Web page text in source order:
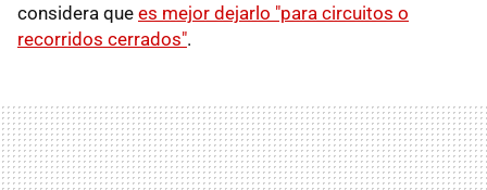
considera que es mejor dejarlo "para circuitos o
recorridos cerrados".